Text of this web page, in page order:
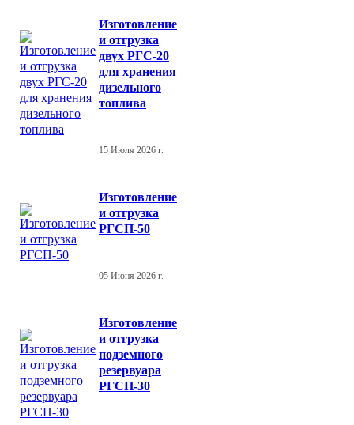
Изготовление
и отгрузка
двух РГС-20
для хранения
дизельного
топлива
15 Июля 2026 г.
Изготовление
и отгрузка
РГСП-50
05 Июня 2026 г.
Изготовление
и отгрузка
подземного
резервуара
РГСП-30